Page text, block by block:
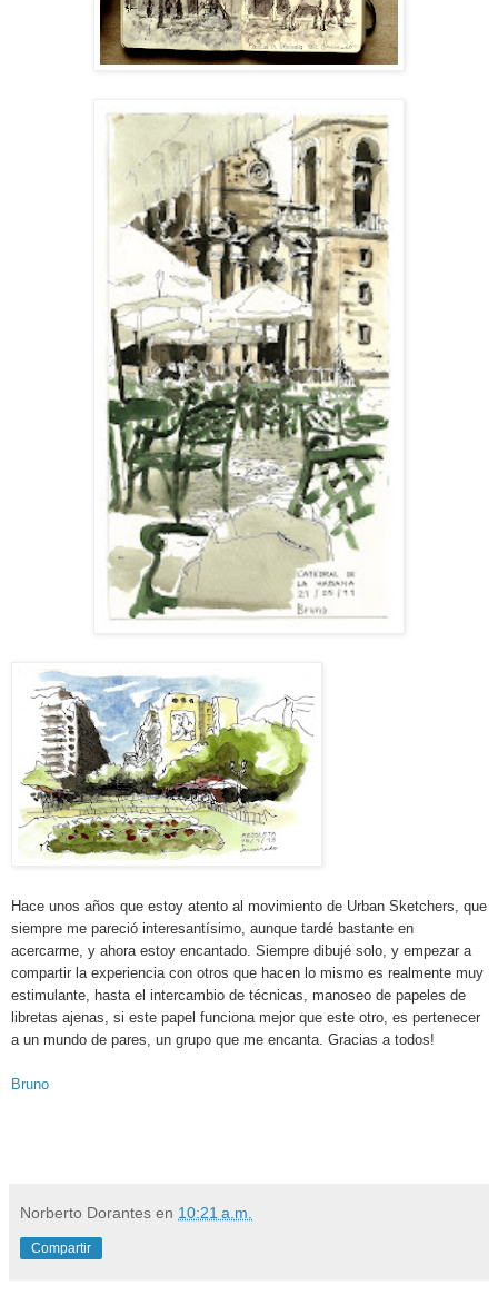
Hace unos años que estoy atento al movimiento de Urban Sketchers, que
siempre me pareció interesantísimo, aunque tardé bastante en
acercarme, y ahora estoy encantado. Siempre dibujé solo, y empezar a
compartir la experiencia con otros que hacen lo mismo es realmente muy
estimulante, hasta el intercambio de técnicas, manoseo de papeles de
libretas ajenas, si este papel funciona mejor que este otro, es pertenecer
a un mundo de pares, un grupo que me encanta. Gracias a todos!
Bruno
Norberto Dorantes en 10:21 a.m.
Compartir